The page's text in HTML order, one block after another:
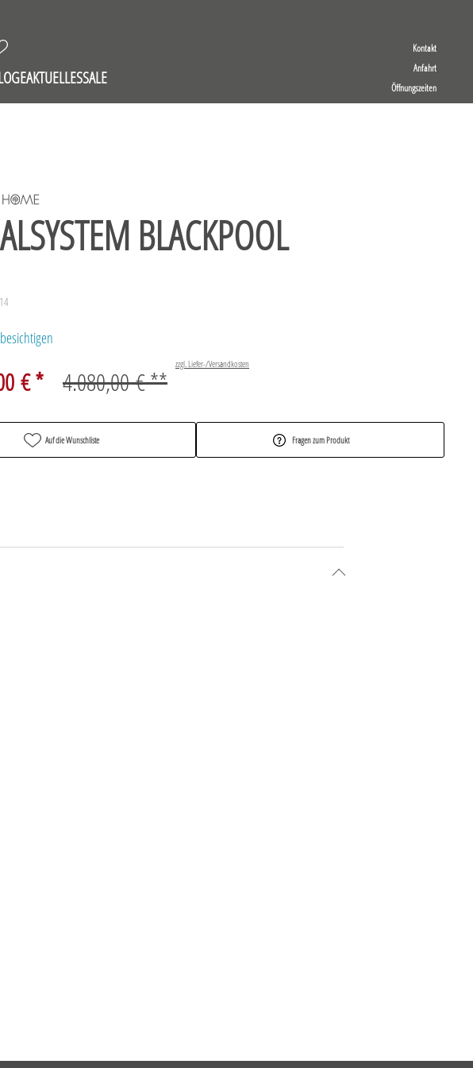
Kontakt
Anfahrt
Öffnungszeiten
AKTUELLESSALE
BLACKPOOL
€ * 4.080,00 € **
zzgl. Liefer-/Versandkosten
Auf die Wunschliste Fragen zum Produkt